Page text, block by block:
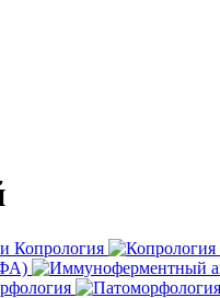
Копрология